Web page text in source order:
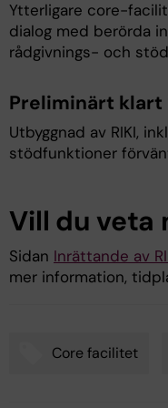
Ytterligare core-
dialog med berörda
rådgivnings- och
Preliminärt klart
Utbyggnad av RIKI,
stödfunktioner
Vill du veta
Sidan Inrättande av
mer information,
Core facilitet